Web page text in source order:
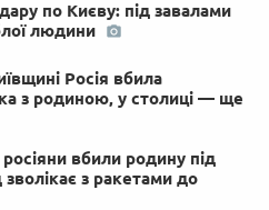
по Києву: під завалами
людини
Росія вбила
з родиною, у столиці — ще
вбили родину під
з ракетами до